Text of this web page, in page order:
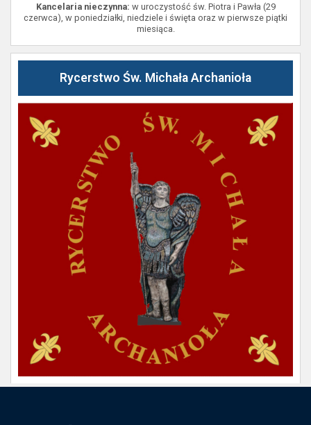
Kancelaria nieczynna: w uroczystość św. Piotra i Pawła (29
czerwca), w poniedziałki, niedziele i święta oraz w pierwsze piątki
miesiąca.
Rycerstwo Św. Michała Archanioła